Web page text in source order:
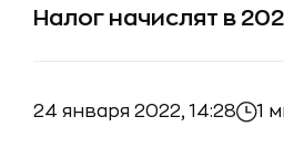
Налог начислят в
24 января 2022, 14:28 1